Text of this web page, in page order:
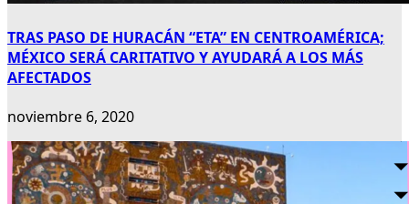
TRAS PASO DE HURACÁN “ETA” EN CENTROAMÉRICA;
MÉXICO SERÁ CARITATIVO Y AYUDARÁ A LOS MÁS
AFECTADOS
noviembre 6, 2020